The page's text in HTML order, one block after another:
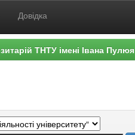
Довідка
ТНТУ імені Івана Пулюя